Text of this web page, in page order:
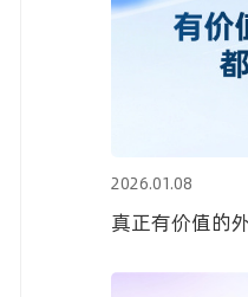
2026.01.08
真正有价值的